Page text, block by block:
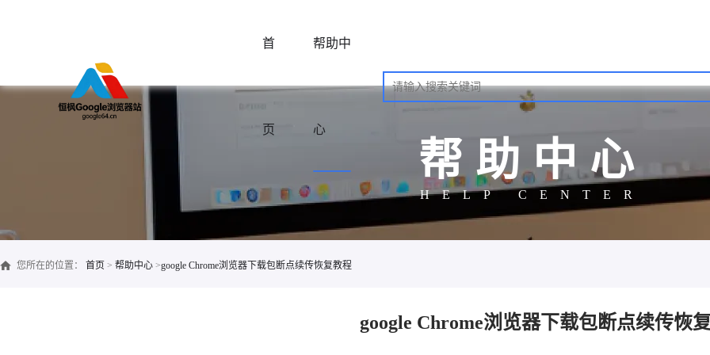
首
页
帮助中
心
帮助中心
HELP CENTER
您所在的位置： 首页 > 帮助中心 >google Chrome浏览器下载包断点续传恢复教程
google Chrome浏览器下载包断点续传恢